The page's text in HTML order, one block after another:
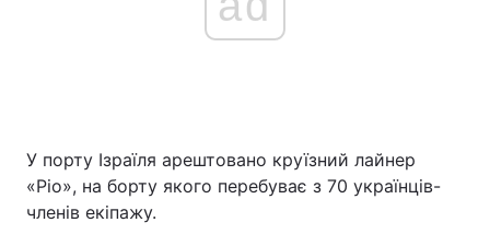
У порту Ізраїля арештовано круїзний лайнер
«Ріо», на борту якого перебуває з 70 українців-
членів екіпажу.